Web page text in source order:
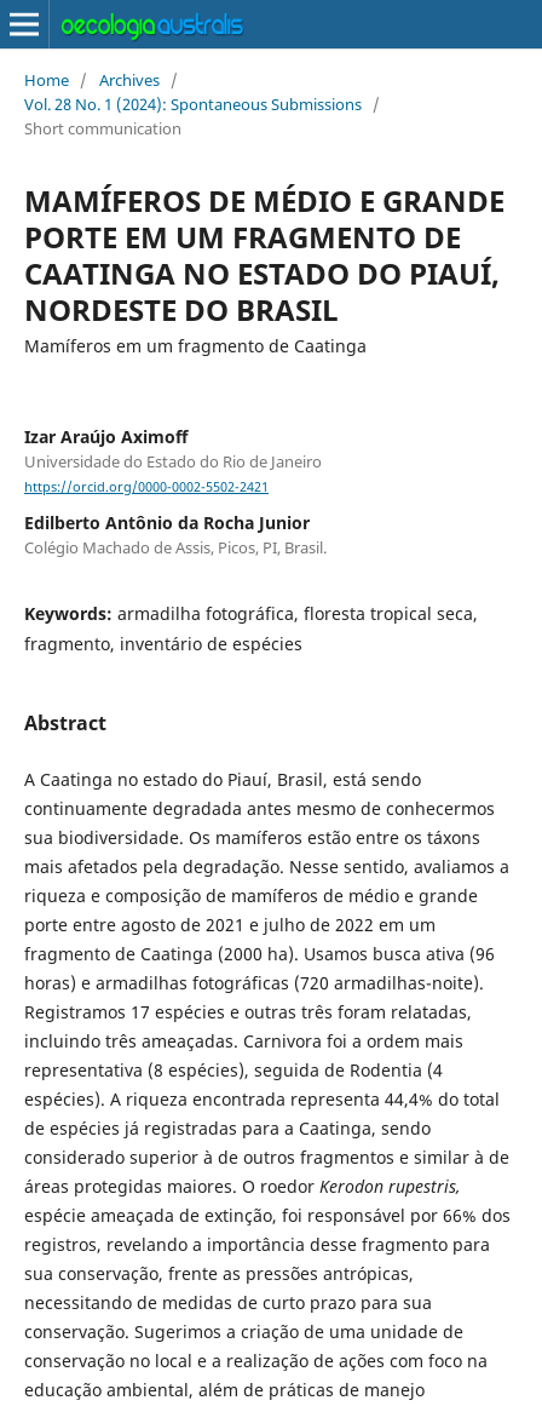
Home / Archives /
Vol. 28 No. 1 (2024): Spontaneous Submissions /
Short communication
MAMÍFEROS DE MÉDIO E GRANDE
PORTE EM UM FRAGMENTO DE
CAATINGA NO ESTADO DO PIAUÍ,
NORDESTE DO BRASIL
Mamíferos em um fragmento de Caatinga
Izar Araújo Aximoff
Universidade do Estado do Rio de Janeiro
https://orcid.org/0000-0002-5502-2421
Edilberto Antônio da Rocha Junior
Colégio Machado de Assis, Picos, PI, Brasil.
Keywords: armadilha fotográfica, floresta tropical seca,
fragmento, inventário de espécies
Abstract
A Caatinga no estado do Piauí, Brasil, está sendo
continuamente degradada antes mesmo de conhecermos
sua biodiversidade. Os mamíferos estão entre os táxons
mais afetados pela degradação. Nesse sentido, avaliamos a
riqueza e composição de mamíferos de médio e grande
porte entre agosto de 2021 e julho de 2022 em um
fragmento de Caatinga (2000 ha). Usamos busca ativa (96
horas) e armadilhas fotográficas (720 armadilhas-noite).
Registramos 17 espécies e outras três foram relatadas,
incluindo três ameaçadas. Carnivora foi a ordem mais
representativa (8 espécies), seguida de Rodentia (4
espécies). A riqueza encontrada representa 44,4% do total
de espécies já registradas para a Caatinga, sendo
considerado superior à de outros fragmentos e similar à de
áreas protegidas maiores. O roedor Kerodon rupestris,
espécie ameaçada de extinção, foi responsável por 66% dos
registros, revelando a importância desse fragmento para
sua conservação, frente as pressões antrópicas,
necessitando de medidas de curto prazo para sua
conservação. Sugerimos a criação de uma unidade de
conservação no local e a realização de ações com foco na
educação ambiental, além de práticas de manejo